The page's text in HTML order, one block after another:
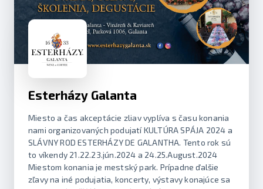
Esterházy Galanta
Miesto a čas akceptácie zliav vyplíva s času konania
nami organizovaných podujatí KULTÚRA SPÁJA 2024 a
SLÁVNY ROD ESTERHÁZY DE GALANTHA. Tento rok sú
to víkendy 21.22.23.jún.2024 a 24.25.August.2024
Miestom konania je mestský park. Prípadne ďalšie
zľavy na iné podujatia, koncerty, výstavy konajúce sa